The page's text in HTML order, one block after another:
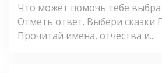
Что может помочь тебе
Отметь ответ. Выбери сказки
Прочитай имена, отчества и...